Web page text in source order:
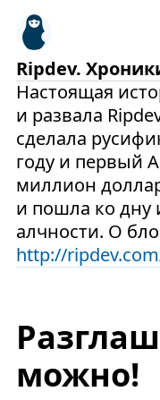
Ripdev.
Настоящая
и развала
сделала
году и первый
миллион
и пошла ко дну
алчности. О
http://
можно!